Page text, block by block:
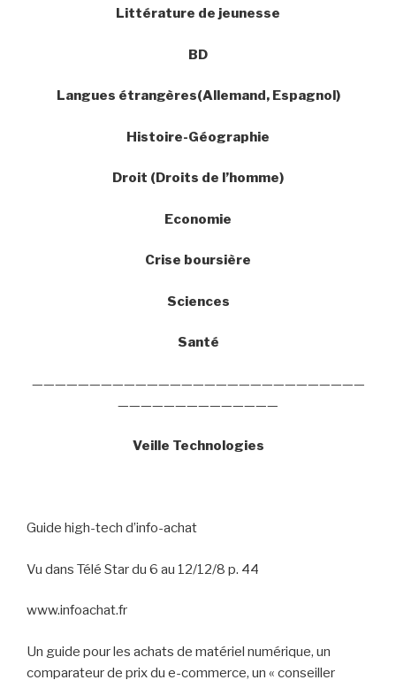
Littérature de jeunesse
BD
Langues étrangères(Allemand, Espagnol)
Histoire-Géographie
Droit (Droits de l’homme)
Economie
Crise boursière
Sciences
Santé
—————————————————————————————
——————————————
Veille Technologies
Guide high-tech d’info-achat
Vu dans Télé Star du 6 au 12/12/8 p. 44
www.infoachat.fr
Un guide pour les achats de matériel numérique, un
comparateur de prix du e-commerce, un « conseiller